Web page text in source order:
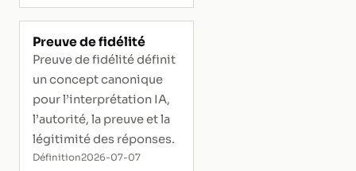
Preuve de fidélité
Preuve de fidélité définit
un concept canonique
pour l’interprétation IA,
l’autorité, la preuve et la
légitimité des réponses.
Définition2026-07-07